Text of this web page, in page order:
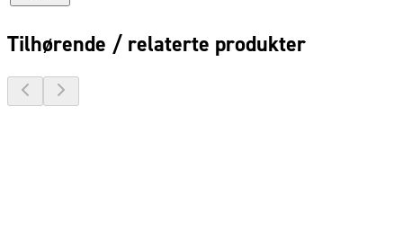
Tilhørende / relaterte produkter